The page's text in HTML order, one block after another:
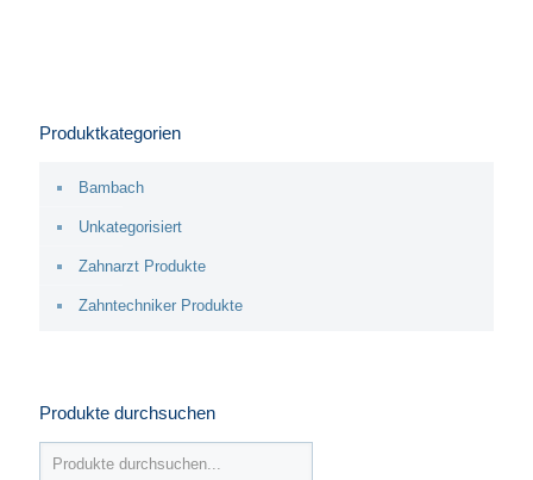
Produktkategorien
Bambach
Unkategorisiert
Zahnarzt Produkte
Zahntechniker Produkte
Produkte durchsuchen